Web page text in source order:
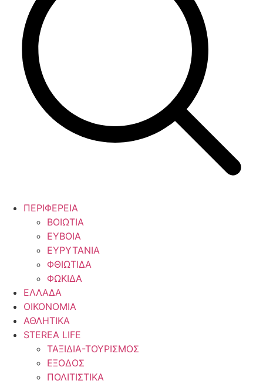
ΠΕΡΙΦΕΡΕΙΑ
ΒΟΙΩΤΙΑ
ΕΥΒΟΙΑ
ΕΥΡΥΤΑΝΙΑ
ΦΘΙΩΤΙΔΑ
ΦΩΚΙΔΑ
ΕΛΛΑΔΑ
ΟΙΚΟΝΟΜΙΑ
ΑΘΛΗΤΙΚΑ
STEREA LIFE
ΤΑΞΙΔΙΑ-ΤΟΥΡΙΣΜΟΣ
ΕΞΟΔΟΣ
ΠΟΛΙΤΙΣΤΙΚΑ